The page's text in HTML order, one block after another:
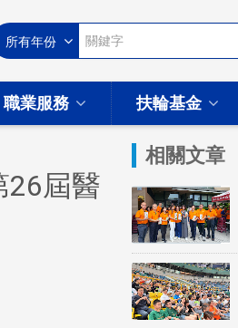
職業服務 扶輪基金
26屆醫
相關文章